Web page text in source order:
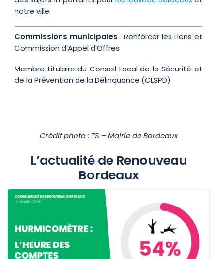
notre ville.
Commissions municipales : Renforcer les Liens et
Commission d’Appel d’Offres
Membre titulaire du Conseil Local de la Sécurité et
de la Prévention de la Délinquance (CLSPD)
Crédit photo : TS – Mairie de Bordeaux
L’actualité de Renouveau
Bordeaux